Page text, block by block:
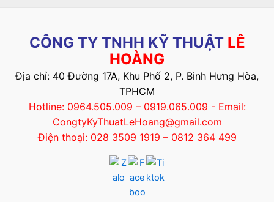
CÔNG TY TNHH KỸ THUẬT LÊ
HOÀNG
Địa chỉ: 40 Đường 17A, Khu Phố 2, P. Bình Hưng Hòa,
TPHCM
Hotline: 0964.505.009 – 0919.065.009 - Email:
CongtyKyThuatLeHoang@gmail.com
Điện thoại: 028 3509 1919 – 0812 364 499